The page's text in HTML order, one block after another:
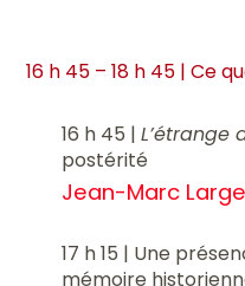
16 h 45 – 18 h 45 | Ce
16 h 45 |L’étrange
postérité
Jean-Marc
17 h 15 | Une
mémoire